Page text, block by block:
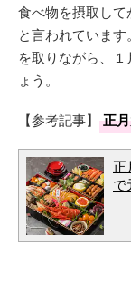
食べ物を摂取し
と言われていま
を取りながら、
ょう。
【参考記事】 正
正
で